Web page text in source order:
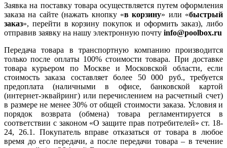
Заявка на поставку товара осуществляется путем оформления
заказа на сайте (нажать кнопку «в корзину» или «быстрый
заказ», перейти в корзину покупок и оформить заказ), либо
отправив заявку на нашу электронную почту info@poolbox.ru
Передача товара в транспортную компанию производится
только после оплаты 100% стоимости товара. При доставке
товара курьером по Москве и Московской области, если
стоимость заказа составляет более 50 000 руб., требуется
предоплата (наличными в офисе, банковской картой
(интернет-эквайринг) или перечислением на расчетный счет)
в размере не менее 30% от общей стоимости заказа. Условия и
порядок возврата (обмена) товара регламентируется в
соответствии с законом «О защите прав потребителей» ст. 18-
24, 26.1. Покупатель вправе отказаться от товара в любое
время до его передачи, а после передачи товара – в течение